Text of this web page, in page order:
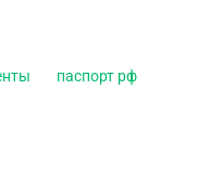
паспорт рф